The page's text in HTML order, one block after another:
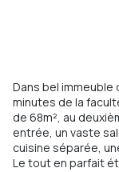
Dans bel
minutes de la
de 68m², au
entrée, un vaste
cuisine séparée,
Le tout en parfait